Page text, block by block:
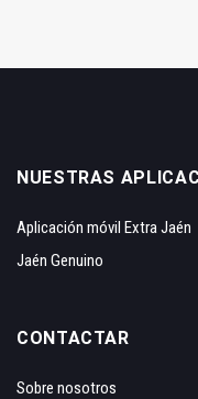
NUESTRAS
Aplicación móvil Extra Jaén
Jaén Genuino
CONTACTAR
Sobre nosotros